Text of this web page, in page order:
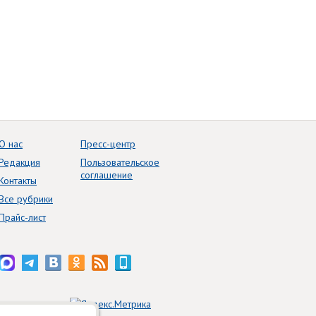
нас
рубрики
лист
Пресс-центр
Пользовательское
соглашение